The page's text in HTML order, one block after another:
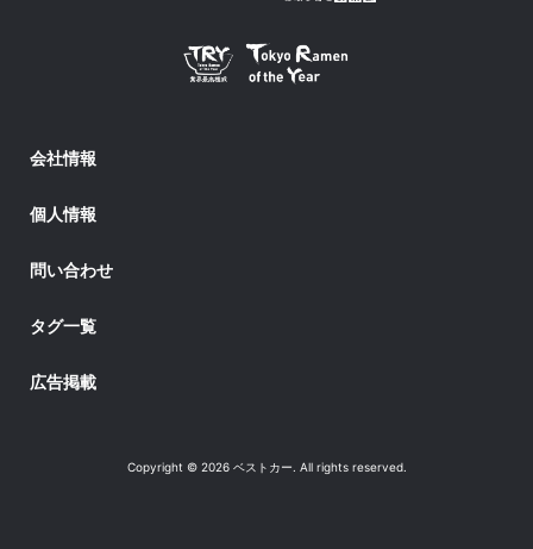
会社情報
個人情報
問い合わせ
タグ一覧
広告掲載
Copyright © 2026 ベストカー. All rights reserved.